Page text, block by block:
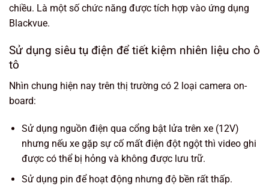
chiều. Là một số chức năng được tích hợp vào ứng dụng
Blackvue.
Sử dụng siêu tụ điện để tiết kiệm nhiên liệu cho ô
tô
Nhìn chung hiện nay trên thị trường có 2 loại camera on-
board:
Sử dụng nguồn điện qua cổng bật lửa trên xe (12V)
nhưng nếu xe gặp sự cố mất điện đột ngột thì video ghi
được có thể bị hỏng và không được lưu trữ.
Sử dụng pin để hoạt động nhưng độ bền rất thấp.